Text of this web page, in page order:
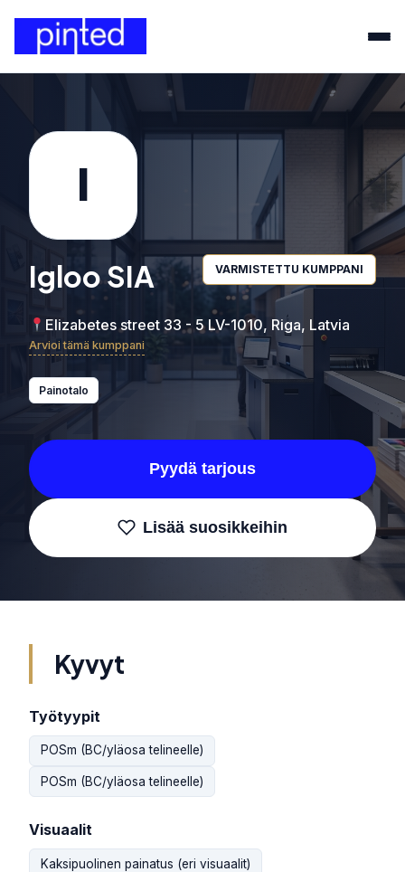
I
Igloo SIA VARMISTETTU KUMPPANI
Elizabetes street 33 - 5 LV-1010, Riga, Latvia
Arvioi tämä kumppani
Painotalo
Pyydä tarjous
Lisää suosikkeihin
Kyvyt
Työtyypit
POSm (BC/yläosa telineelle)
POSm (BC/yläosa telineelle)
Visuaalit
Kaksipuolinen painatus (eri visuaalit)